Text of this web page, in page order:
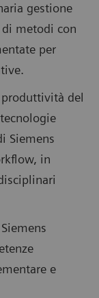
gestione
metodi con
per
del
Siemens
in
e